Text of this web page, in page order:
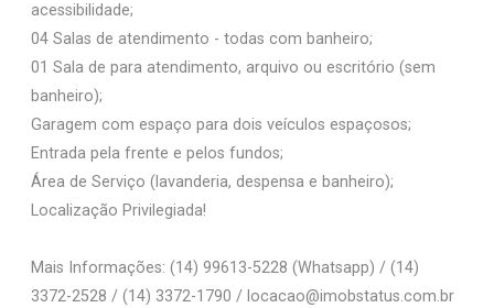
acessibilidade;
04 Salas de atendimento - todas com banheiro;
01 Sala de para atendimento, arquivo ou escritório (sem
banheiro);
Garagem com espaço para dois veículos espaçosos;
Entrada pela frente e pelos fundos;
Área de Serviço (lavanderia, despensa e banheiro);
Localização Privilegiada!
Mais Informações: (14) 99613-5228 (Whatsapp) / (14)
3372-2528 / (14) 3372-1790 / locacao@imobstatus.com.br